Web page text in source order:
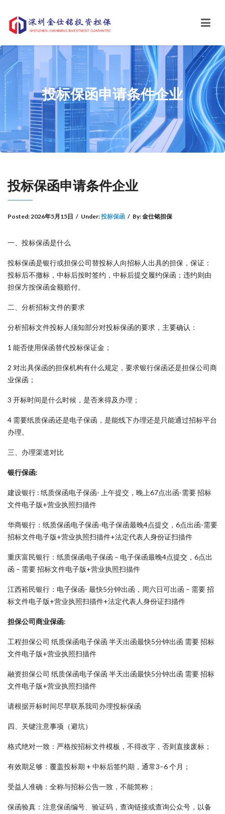
投标保函申请条件企业
投标保函申请条件企业
Posted:2026年5月15日 / Under:投标保函 / By:金仕铭担保
一、投标保函是什么
投标保函是银行或担保公司替投标人向招标人出具的担保，保证：
投标后不撤标，中标后按时签约，中标后提交履约保函；违约则由
担保方按保函金额赔付。
二、分析招标文件的要求
分析招标文件投标人须知部分对投标保函的要求，主要确认：
1 能否使用保函替代投标保证金；
2 对出具保函的担保机构有什么规定，要求银行保函还是担保公司商
业保函；
3 开标时间是什么时候，是否来得及办理；
4 需要纸质保函还是电子保函，是能线下办理还是只能通过招标平台
办理。
三、办理渠道对比
银行保函:
建设银行 : 纸质保函电子保函- 上午提交，晚上67点出函-需要 招标
文件电子版+营业执照扫描件
华商银行：纸质保函电子保函-电子保函最晚4点提交，6点出函-需要
招标文件电子版+营业执照扫描件+法定代表人身份证扫描件
重庆富民银行：纸质保函电子保函 – 电子保函最晚4点提交，6点出
函 – 需要 招标文件电子版+营业执照扫描件
江西裕民银行：电子保函- 最快5分钟出函，周六日可出函 – 需要 招
标文件电子版+营业执照扫描件+法定代表人身份证扫描件
担保公司商业保函:
工程担保公司 纸质保函电子保函 半天出函最快5分钟出函 需要 招标
文件电子版+营业执照扫描件
融资担保公司 纸质保函电子保函 半天出函最快5分钟出函 需要 招标
文件电子版+营业执照扫描件
请根据开标时间尽早联系我司办理投标保函
四、关键注意事项（避坑）
格式绝对一致：严格按招标文件模板，不得改字，否则直接废标；
有效期足够：覆盖投标期 + 中标后签约期，通常3–6 个月；
受益人准确：全称与招标公告一致，不能简称；
保函验真：注意保函编号、验证码，查询链接或查询公众号，以备